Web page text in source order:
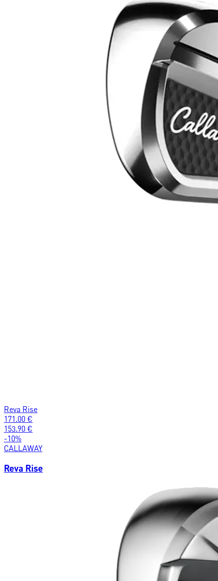
Reva Rise
171.00 €
153.90 €
-10%
CALLAWAY
Reva Rise